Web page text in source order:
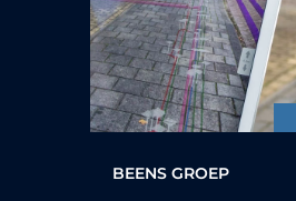
BEENS GROEP